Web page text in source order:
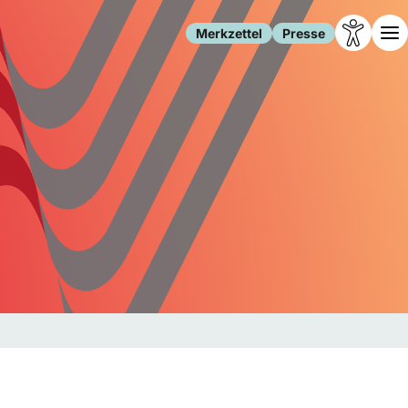
Merkzettel Presse
Leben
Familie
Freizeit
Gesundheit
Internet
Gesellschaft
Forschung
Migration
Polizei